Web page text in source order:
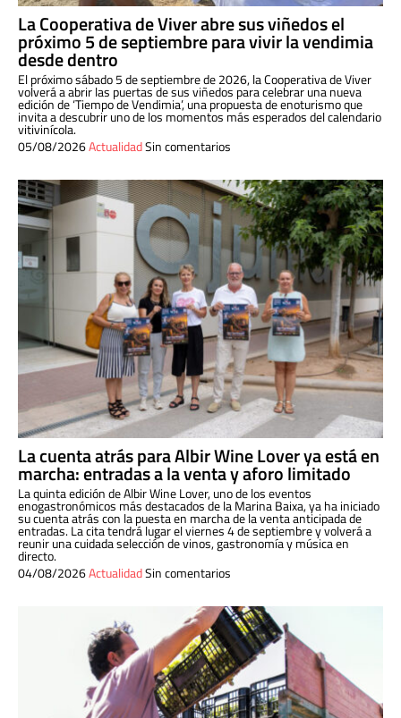
La Cooperativa de Viver abre sus viñedos el
próximo 5 de septiembre para vivir la vendimia
desde dentro
El próximo sábado 5 de septiembre de 2026, la Cooperativa de Viver
volverá a abrir las puertas de sus viñedos para celebrar una nueva
edición de ‘Tiempo de Vendimia’, una propuesta de enoturismo que
invita a descubrir uno de los momentos más esperados del calendario
vitivinícola.
05/08/2026ActualidadSin comentarios
La cuenta atrás para Albir Wine Lover ya está en
marcha: entradas a la venta y aforo limitado
La quinta edición de Albir Wine Lover, uno de los eventos
enogastronómicos más destacados de la Marina Baixa, ya ha iniciado
su cuenta atrás con la puesta en marcha de la venta anticipada de
entradas. La cita tendrá lugar el viernes 4 de septiembre y volverá a
reunir una cuidada selección de vinos, gastronomía y música en
directo.
04/08/2026ActualidadSin comentarios